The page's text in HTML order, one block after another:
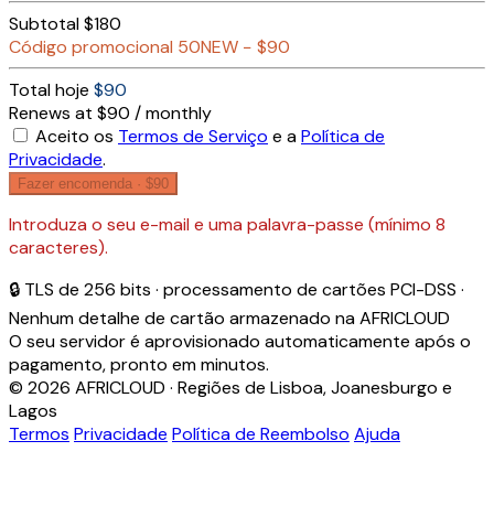
Subtotal$180
Código promocional 50NEW − $90
Total hoje $90
Renews at $90 / monthly
Aceito os Termos de Serviço e aPolítica de
Privacidade.
Fazer encomenda · $90
Introduza o seu e-mail e uma palavra-passe (mínimo 8
caracteres).
🔒 TLS de 256 bits · processamento de cartões PCI-DSS ·
Nenhum detalhe de cartão armazenado na AFRICLOUD
O seu servidor é aprovisionado automaticamente após o
pagamento, pronto em minutos.
© 2026 AFRICLOUD · Regiões de Lisboa, Joanesburgo e
Lagos
Termos Privacidade Política de Reembolso Ajuda